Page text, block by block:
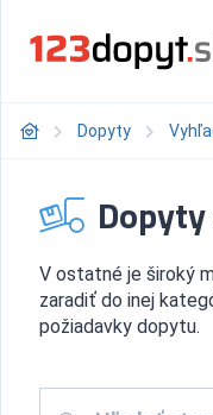
Dopyty
V ostatné je široký
zaradiť do inej
požiadavky dopytu.